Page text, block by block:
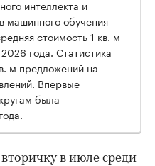
интеллекта и
машинного обучения
стоимость 1 кв. м
года. Статистика
м предложений на
Впервые
была
в июле среди